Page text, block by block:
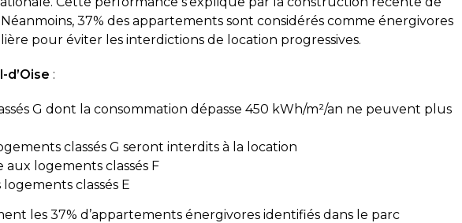
37% des appartements sont considérés comme énergivores
pour éviter les interdictions de location progressives.
:
G dont la consommation dépasse 450 kWh/m²/an ne peuvent plus
classés G seront interdits à la location
logements classés F
classés E
les 37% d’appartements énergivores identifiés dans le parc